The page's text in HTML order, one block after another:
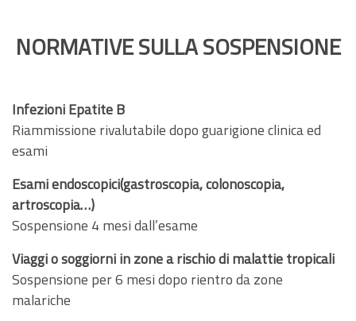
NORMATIVE SULLA SOSPENSIONE
Infezioni Epatite B
Riammissione rivalutabile dopo guarigione clinica ed
esami
Esami endoscopici(gastroscopia, colonoscopia,
artroscopia…)
Sospensione 4 mesi dall’esame
Viaggi o soggiorni in zone a rischio di malattie tropicali
Sospensione per 6 mesi dopo rientro da zone
malariche